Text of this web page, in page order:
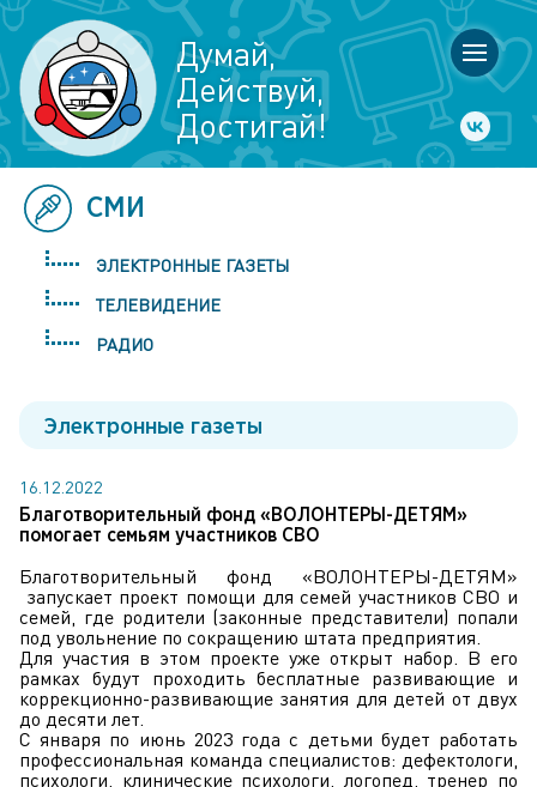
Думай,
Действуй,
Достигай!
СМИ
ЭЛЕКТРОННЫЕ ГАЗЕТЫ
ТЕЛЕВИДЕНИЕ
РАДИО
Электронные газеты
16.12.2022
Благотворительный фонд «ВОЛОНТЕРЫ-ДЕТЯМ»
помогает семьям участников СВО
Благотворительный фонд «ВОЛОНТЕРЫ-ДЕТЯМ»
запускает проект помощи для семей участников СВО и
семей, где родители (законные представители) попали
под увольнение по сокращению штата предприятия.
Для участия в этом проекте уже открыт набор. В его
рамках будут проходить бесплатные развивающие и
коррекционно-развивающие занятия для детей от двух
до десяти лет.
С января по июнь 2023 года с детьми будет работать
профессиональная команда специалистов: дефектологи,
психологи, клинические психологи, логопед, тренер по